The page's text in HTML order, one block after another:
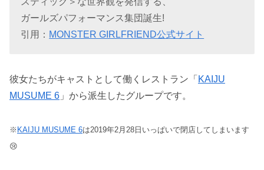
ガールズパフォーマンス集団誕生!
引用： MONSTER GIRLFRIEND公式サイト
彼女たちがキャストとして働くレストラン「 KAIJU
MUSUME 6 」から派生したグループです。
※ KAIJU MUSUME 6は2019年2月28日いっぱいで閉店してしまいます
😢